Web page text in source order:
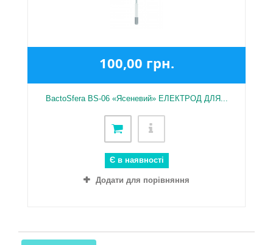
100,00 грн.
BactoSfera BS-06 «Ясеневий» ЕЛЕКТРОД ДЛЯ...
Є в наявності
Додати для порівняння